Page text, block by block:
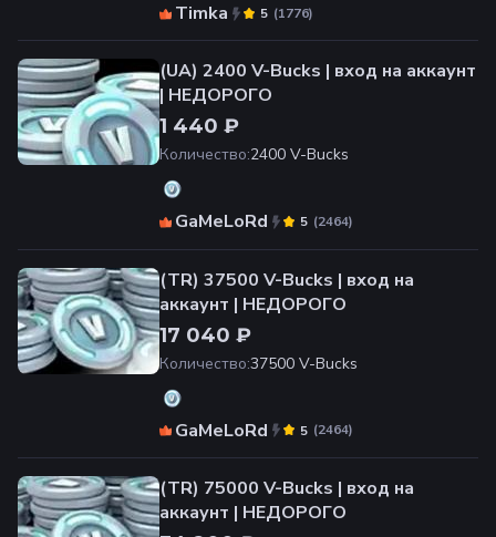
Timka (1776)
5
(UA) 2400 V-Bucks | вход на аккаунт
| НЕДОРОГО
1 440 ₽
Количество:2400 V-Bucks
GaMeLoRd (2464)
5
(TR) 37500 V-Bucks | вход на
аккаунт | НЕДОРОГО
17 040 ₽
Количество:37500 V-Bucks
GaMeLoRd (2464)
5
(TR) 75000 V-Bucks | вход на
аккаунт | НЕДОРОГО